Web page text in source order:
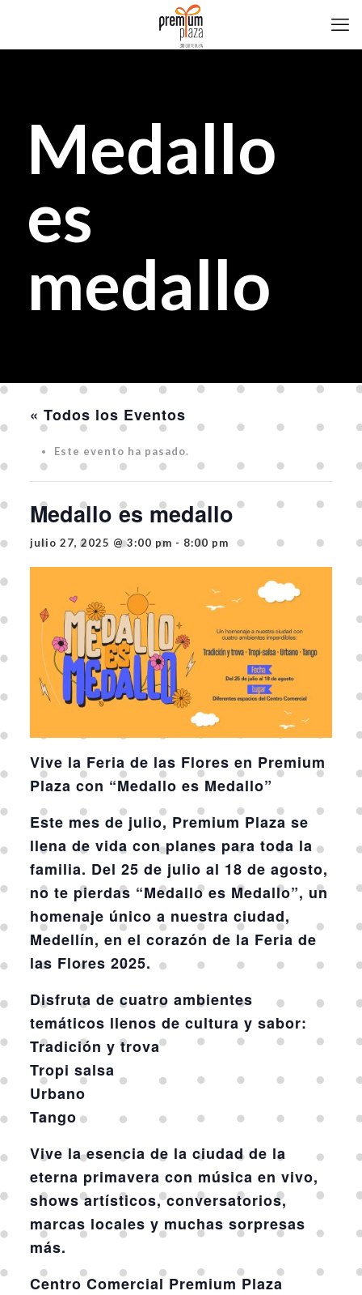
Medallo
es
medallo
« Todos los Eventos
Este evento ha pasado.
Medallo es medallo
julio 27, 2025 @ 3:00 pm - 8:00 pm
Vive la Feria de las Flores en Premium
Plaza con “Medallo es Medallo”
Este mes de julio, Premium Plaza se
llena de vida con planes para toda la
familia. Del 25 de julio al 18 de agosto,
no te pierdas “Medallo es Medallo”, un
homenaje único a nuestra ciudad,
Medellín, en el corazón de la Feria de
las Flores 2025.
Disfruta de cuatro ambientes
temáticos llenos de cultura y sabor:
Tradición y trova
Tropi salsa
Urbano
Tango
Vive la esencia de la ciudad de la
eterna primavera con música en vivo,
shows artísticos, conversatorios,
marcas locales y muchas sorpresas
más.
Centro Comercial Premium Plaza